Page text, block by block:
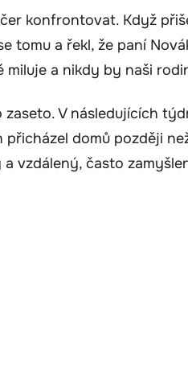
konfrontovat. Když
tomu a řekl, že paní
miluje a nikdy by naši
V následujících
domů později
vzdálený, často